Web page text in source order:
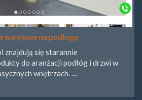
winylowe na podłogę
znajdują się starannie
do aranżacji podłóg i drzwi w
wnętrzach. …